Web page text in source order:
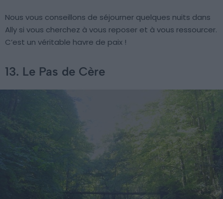
Nous vous conseillons de séjourner quelques nuits dans
Ally si vous cherchez à vous reposer et à vous ressourcer.
C’est un véritable havre de paix !
13. Le Pas de Cère